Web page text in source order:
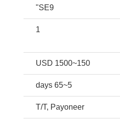
SE9"
1
150~1500 USD
5~65 days
T/T, Payoneer